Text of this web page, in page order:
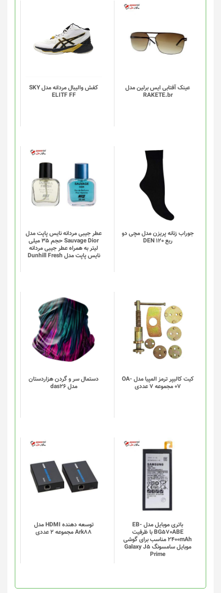
عینک آفتابی ایس برلین مدل
RAKETE.br
کفش والیبال مردانه مدل SKY
ELITF FF
دارای
انواع
مختلفی
گزینه
ها
محصول
انتخاب
جوراب زنانه پریزن مدل مچی دو
ربع DEN 120
این
محصول
دارای
انواع
مختلفی
می
گزینه
ها
انتخاب
شوند
عطر جیبی مردانه نایس پاپت مدل
Sauvage Dior حجم 35 میلی
لیتر به همراه عطر جیبی مردانه
نایس پاپت مدل Dunhill Fresh
کیت کالیپر ترمز المپیا مدل OA-
07 مجموعه 7 عددی
دستمال سر و گردن هزاردستان
مدل das26
این
محصول
دارای
انواع
مختلفی
می
گزینه
ها
محصول
شوند
باتری موبایل مدل EB-
BG570ABE با ظرفیت
2400mAh مناسب برای گوشی
موبایل سامسونگ Galaxy J5
Prime
توسعه دهنده HDMI مدل
Ark88 مجموعه 2 عددی